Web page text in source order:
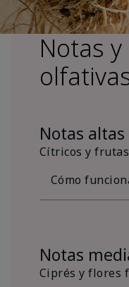
Notas
Notas altas
Cítricos y
Cómo
Notas
Ciprés y flores